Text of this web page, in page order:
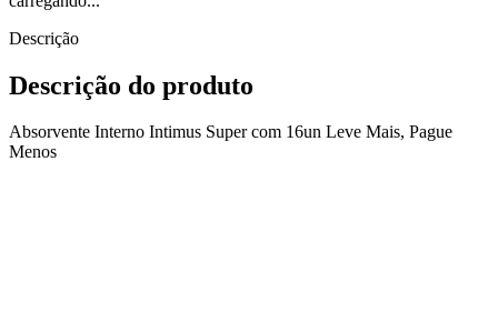
Descrição
Descrição do produto
Absorvente Interno Intimus Super com 16un Leve Mais, Pague
Menos